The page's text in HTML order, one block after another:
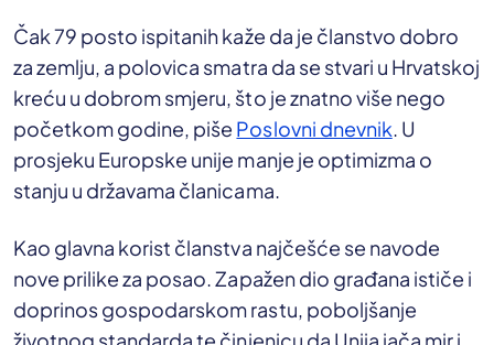
Čak 79 posto ispitanih kaže da je članstvo dobro
za zemlju, a polovica smatra da se stvari u Hrvatskoj
kreću u dobrom smjeru, što je znatno više nego
početkom godine, piše Poslovni dnevnik. U
prosjeku Europske unije manje je optimizma o
stanju u državama članicama.
Kao glavna korist članstva najčešće se navode
nove prilike za posao. Zapažen dio građana ističe i
doprinos gospodarskom rastu, poboljšanje
životnog standarda te činjenicu da Unija jača mir i